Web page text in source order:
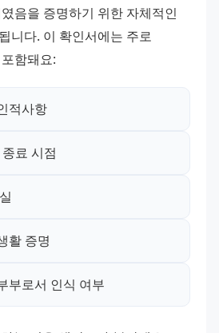
음을 증명하기 위한 자체적인
니다. 이 확인서에는 주로
함돼요:
적사항
료 시점
활 증명
부로서 인식 여부